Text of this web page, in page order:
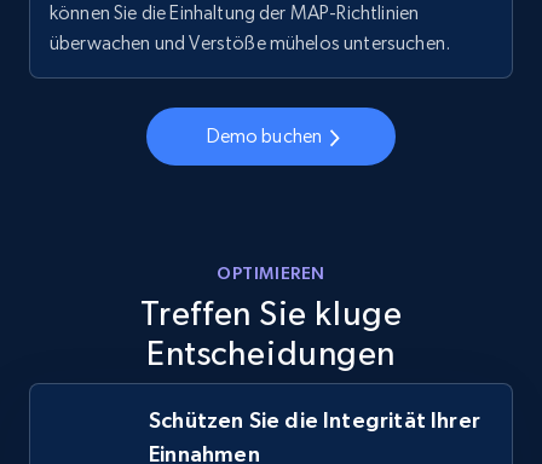
können Sie die Einhaltung der MAP-Richtlinien
überwachen und Verstöße mühelos untersuchen.
Demo buchen
OPTIMIEREN
Treffen Sie kluge
Entscheidungen
Schützen Sie die Integrität Ihrer
Einnahmen